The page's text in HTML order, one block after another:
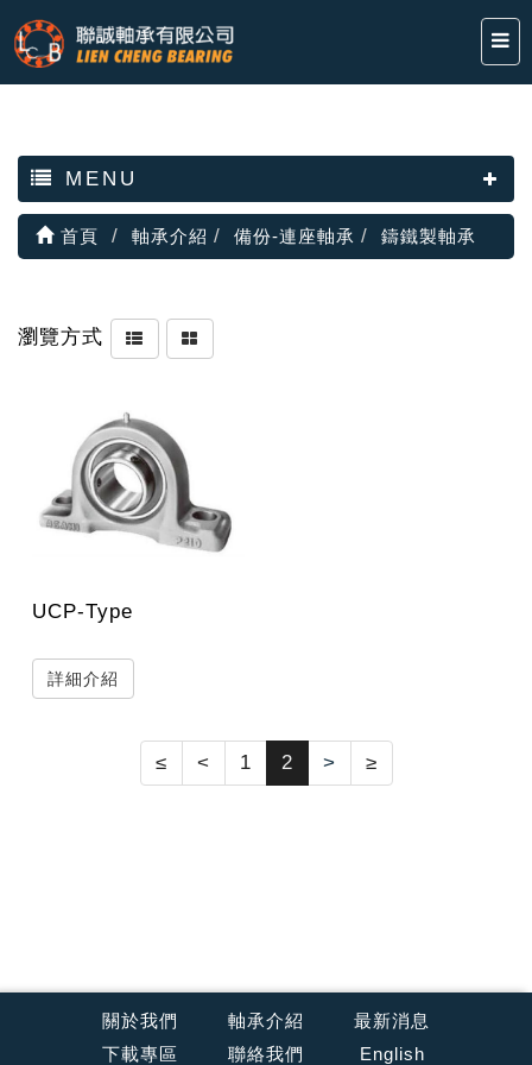
MENU
首頁 軸承介紹 備份-連座軸承 鑄鐵製軸承
瀏覽方式
UCP-Type
詳細介紹
≤ < 1 2 > ≥
關於我們 軸承介紹
最新消息
下載專區
聯絡我們 English